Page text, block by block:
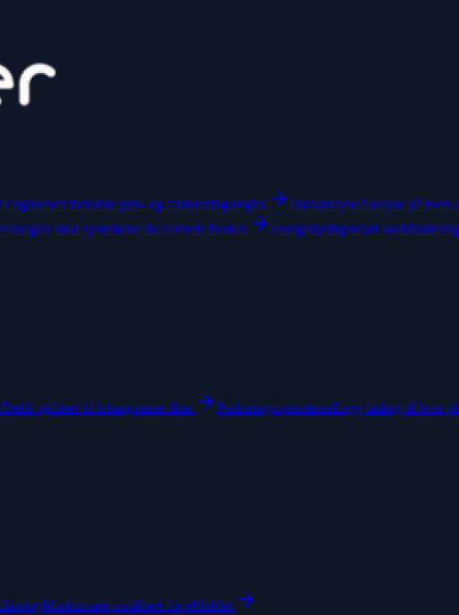
Sett fleksible pris- og faktureringsregler. DataanalyseAnalyse på tvers
Integrer med systemene du allerede bruker. EnergistyringSmart
Trekk sjåfører til lokasjonene dine. ParkeringsoperatørerLegg lading til hver
Maskinvare sertifisert for eMabler.